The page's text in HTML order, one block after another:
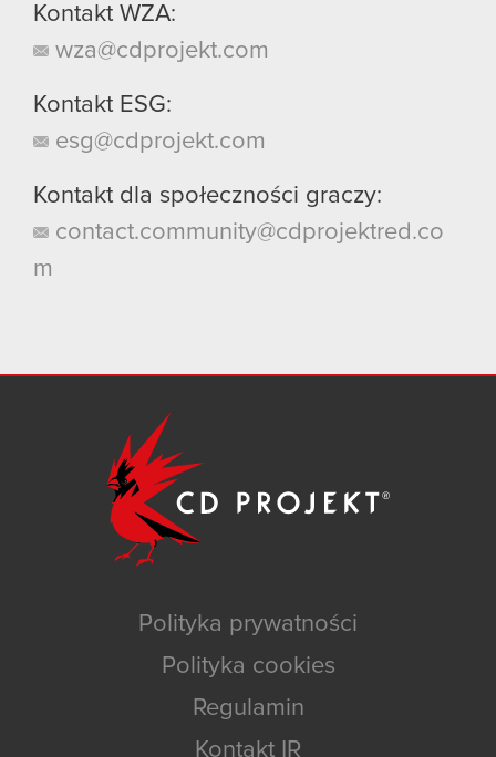
Kontakt WZA:
wza@cdprojekt.com
Kontakt ESG:
esg@cdprojekt.com
Kontakt dla społeczności graczy:
contact.community@cdprojektred.co
m
Polityka prywatności
Polityka cookies
Regulamin
Kontakt IR